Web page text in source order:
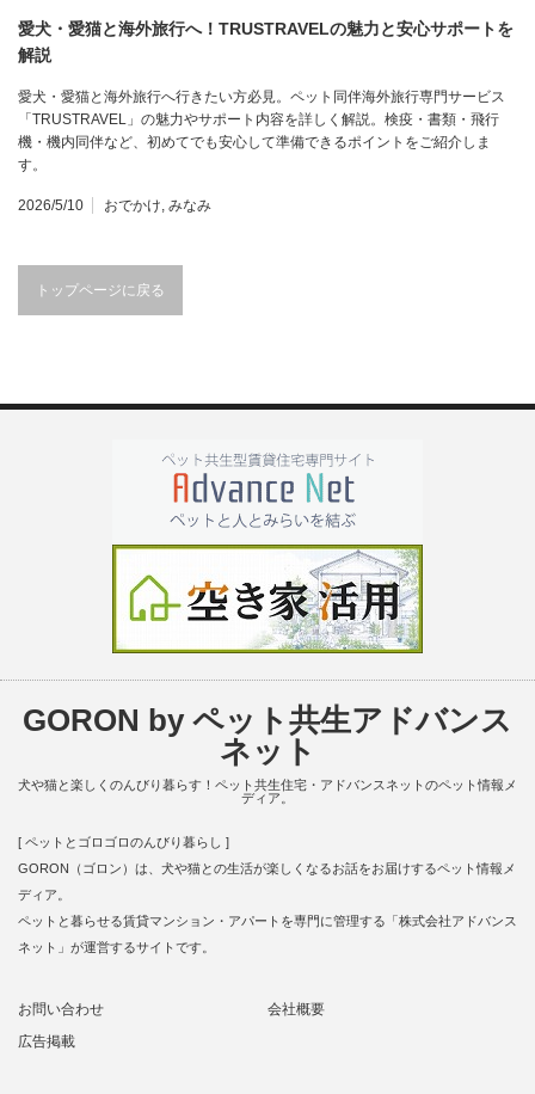
愛犬・愛猫と海外旅行へ！TRUSTRAVELの魅力と安心サポートを
解説
愛犬・愛猫と海外旅行へ行きたい方必見。ペット同伴海外旅行専門サービス
「TRUSTRAVEL」の魅力やサポート内容を詳しく解説。検疫・書類・飛行
機・機内同伴など、初めてでも安心して準備できるポイントをご紹介しま
す。
2026/5/10 おでかけ, みなみ
トップページに戻る
GORON by ペット共生アドバンス
ネット
犬や猫と楽しくのんびり暮らす！ペット共生住宅・アドバンスネットのペット情報メ
ディア。
[ ペットとゴロゴロのんびり暮らし ]
GORON（ゴロン）は、犬や猫との生活が楽しくなるお話をお届けするペット情報メ
ディア。
ペットと暮らせる賃貸マンション・アパートを専門に管理する「株式会社アドバンス
ネット」が運営するサイトです。
お問い合わせ
会社概要
広告掲載